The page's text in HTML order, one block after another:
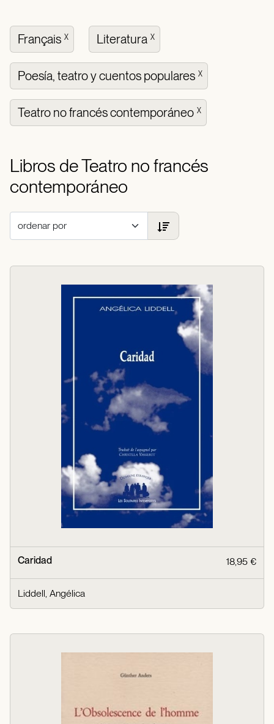
Français X Literatura X
Poesía, teatro y cuentos populares X
Teatro no francés contemporáneo X
Libros de Teatro no francés
contemporáneo
Caridad 18,95 €
Liddell, Angélica